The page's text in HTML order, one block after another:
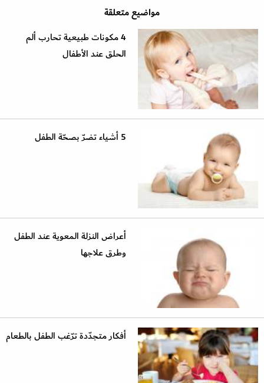
مواضيع متعلقة
4 مكونات طبيعية تحارب ألم
الحلق عند الأطفال
5 أشياء تضرّ بصحّة الطفل
أعراض النزلة المعوية عند الطفل
وطرق علاجها
أفكار متجدّدة ترّغب الطفل بالطعام